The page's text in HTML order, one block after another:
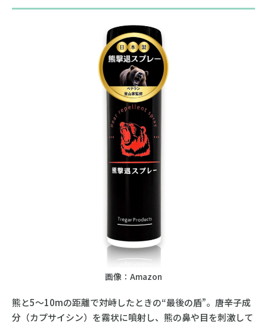
画像：Amazon
熊と5〜10mの距離で対峙したときの“最後の盾”。唐辛子成
分（カプサイシン）を霧状に噴射し、熊の鼻や目を刺激して